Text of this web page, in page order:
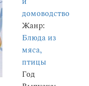
домоводство
Жанр:
Блюда из
мяса,
птицы
Год